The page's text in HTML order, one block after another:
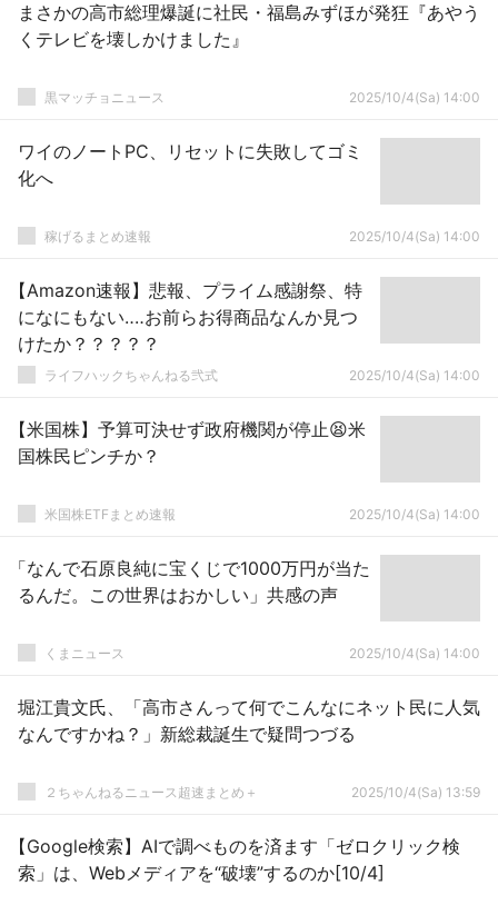
まさかの高市総理爆誕に社民・福島みずほが発狂『あやう
くテレビを壊しかけました』
黒マッチョニュース 2025/10/4(Sa) 14:00
ワイのノートPC、リセットに失敗してゴミ
化へ
稼げるまとめ速報 2025/10/4(Sa) 14:00
【Amazon速報】悲報、プライム感謝祭、特
になにもない‥‥お前らお得商品なんか見つ
けたか？？？？？
ライフハックちゃんねる弐式 2025/10/4(Sa) 14:00
【米国株】予算可決せず政府機関が停止😫米
国株民ピンチか？
米国株ETFまとめ速報 2025/10/4(Sa) 14:00
「なんで石原良純に宝くじで1000万円が当た
るんだ。この世界はおかしい」共感の声
くまニュース 2025/10/4(Sa) 14:00
堀江貴文氏、「高市さんって何でこんなにネット民に人気
なんですかね？」新総裁誕生で疑問つづる
２ちゃんねるニュース超速まとめ＋ 2025/10/4(Sa) 13:59
【Google検索】AIで調べものを済ます「ゼロクリック検
索」は、Webメディアを“破壊”するのか[10/4]